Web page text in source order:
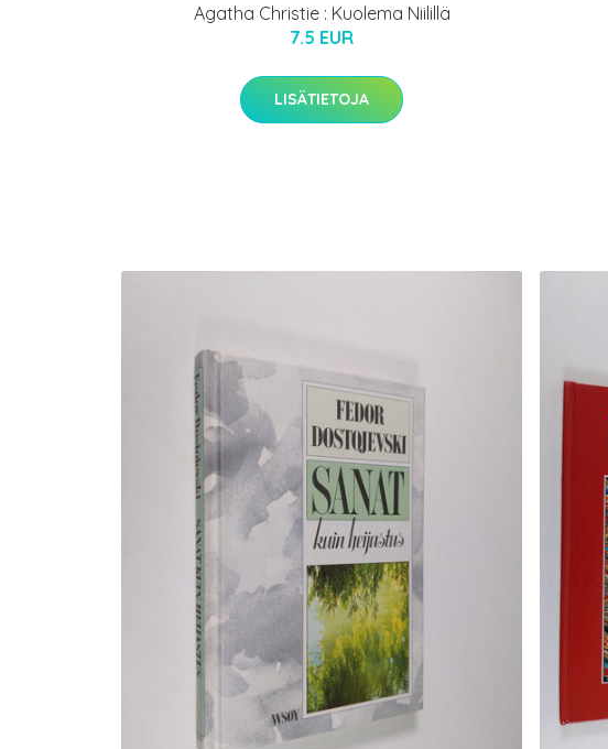
Agatha Christie : Kuolema Niilillä
7.5 EUR
LISÄTIETOJA